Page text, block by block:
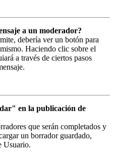
a un moderador?
debería ver un botón para
Haciendo clic sobre el
a través de ciertos pasos
en la publicación de
que serán completados y
un borrador guardado,
Usuario.